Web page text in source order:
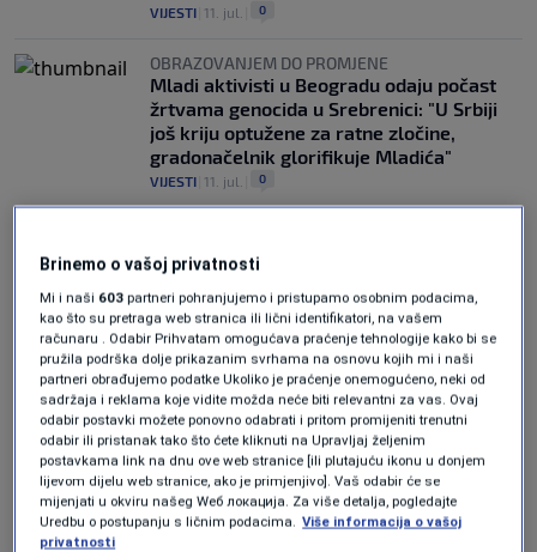
VIJESTI 11. jul. 0
OBRAZOVANJEM DO PROMJENE
Mladi aktivisti u Beogradu odaju počast
žrtvama genocida u Srebrenici: "U Srbiji
još kriju optužene za ratne zločine,
gradonačelnik glorifikuje Mladića"
VIJESTI 11. jul. 0
Oglas
GEOPOLITIČKI ANALITIČAR
Brinemo o vašoj privatnosti
Mi i naši 603 partneri pohranjujemo i pristupamo osobnim podacima,
kao što su pretraga web stranica ili lični identifikatori, na vašem
računaru . Odabir Prihvatam omogućava praćenje tehnologije kako bi se
pružila podrška dolje prikazanim svrhama na osnovu kojih mi i naši
partneri obrađujemo podatke Ukoliko je praćenje onemogućeno, neki od
sadržaja i reklama koje vidite možda neće biti relevantni za vas. Ovaj
odabir postavki možete ponovno odabrati i pritom promijeniti trenutni
odabir ili pristanak tako što ćete kliknuti na Upravljaj željenim
postavkama link na dnu ove web stranice [ili plutajuću ikonu u donjem
lijevom dijelu web stranice, ako je primjenjivo]. Vaš odabir će se
mijenjati u okviru našeg Wеб локација. Za više detalja, pogledajte
Uredbu o postupanju s ličnim podacima. Više informacija o vašoj
privatnosti